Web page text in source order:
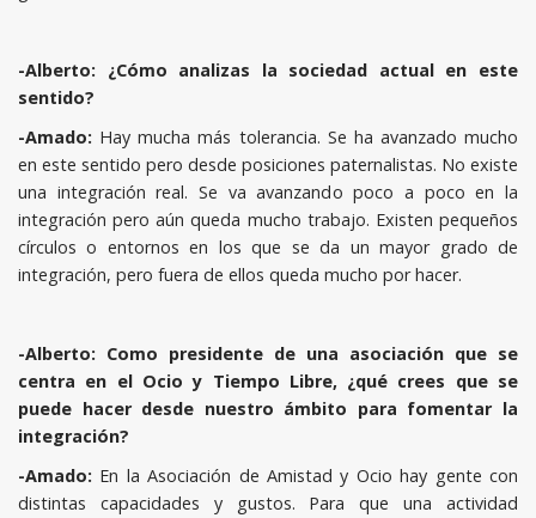
-Alberto: ¿Cómo analizas la sociedad actual en este
sentido?
-Amado: Hay mucha más tolerancia. Se ha avanzado mucho
en este sentido pero desde posiciones paternalistas. No existe
una integración real. Se va avanzando poco a poco en la
integración pero aún queda mucho trabajo. Existen pequeños
círculos o entornos en los que se da un mayor grado de
integración, pero fuera de ellos queda mucho por hacer.
-Alberto: Como presidente de una asociación que se
centra en el Ocio y Tiempo Libre, ¿qué crees que se
puede hacer desde nuestro ámbito para fomentar la
integración?
-Amado: En la Asociación de Amistad y Ocio hay gente con
distintas capacidades y gustos. Para que una actividad